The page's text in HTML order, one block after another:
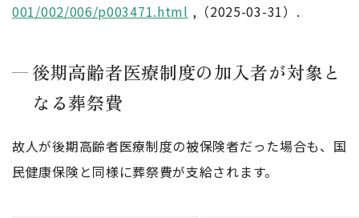
001/002/006/p003471.html ,（2025-03-31）.
後期高齢者医療制度の加入者が対象と
なる葬祭費
故人が後期高齢者医療制度の被保険者だった場合も、国
民健康保険と同様に葬祭費が支給されます。